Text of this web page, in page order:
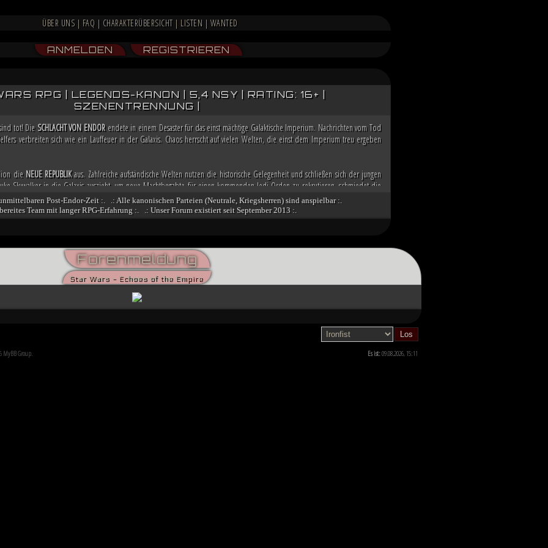
ÜBER UNS | FAQ | CHARAKTERÜBERSICHT | LISTEN | WANTED
ANMELDEN REGISTRIEREN
RPG | LEGENDS-KANON | 5,4 NSY | RATING: 16+ |
SZENENTRENNUNG |
tot! Die SCHLACHT VON ENDORendete in einem Desaster für das einst mächtige Galaktische Imperium. Nachrichten vom Tod
verbreiten sich wie ein Lauffeuer in der Galaxis. Chaos herrscht auf vielen Welten, die einst dem Imperium treu ergeben
die NEUE REPUBLIKaus. Zahlreiche aufständische Welten nutzen die historische Gelegenheit und schließen sich der jungen
Skywalker in die Galaxis auszieht, um neue Machtbegabte für einen kommenden Jedi-Orden zu rekrutieren, schmiedet die
bereits weitere Allianzen, damit sie in der Lage ist, möglicherweise bald die Regierung in der Galaxis übernehmen zu können.
nicht besiegt. Nachdem sich zahlreiche Truppenverbände vom Imperium abspalteten und die imperialen Würdenträger auf
und mithilfe kluger politischer Schachzüge sichert sich Vesperum die Loyalität des verbliebenen Imperiums und
kriegsmüden Bürger der Galaxis nach der Schlacht von Endor noch den Frieden herbeisehnten, scheint das Ende des Kampfes
die Vorherrschaft in der Galaxis wird erst noch fallen und niemand vermag auch nur zu erahnen, wie die Zukunft von Millionen
Post-Endor-Zeit :. .: Alle kanonischen Parteien (Neutrale, Kriegsherren) sind anspielbar :.
Team mit langer RPG-Erfahrung :. .: Unser Forum existiert seit September 2013 :.
Forenmeldung
Star Wars - Echoes of the Empire
Es ist:09.08.2026, 15:11
MyBB Group.